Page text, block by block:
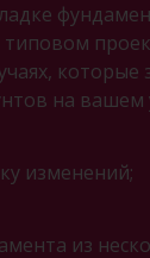
которые
на вашем
изменений;
из